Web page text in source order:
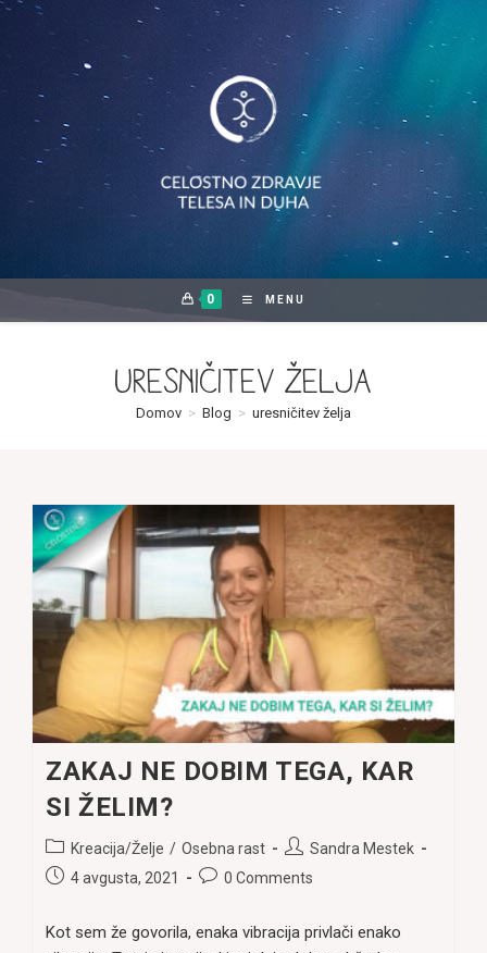
Skip
0 MENU
uresničitev želja
Domov > Blog > uresničitev želja
ZAKAJ NE DOBIM TEGA, KAR
SI ŽELIM?
Post
category:
Kreacija/Želje / Osebna rast
Post
author:
Sandra Mestek
Post4 avgusta, 2021
Post0 Comments
Kot sem že govorila, enaka vibracija privlači enako